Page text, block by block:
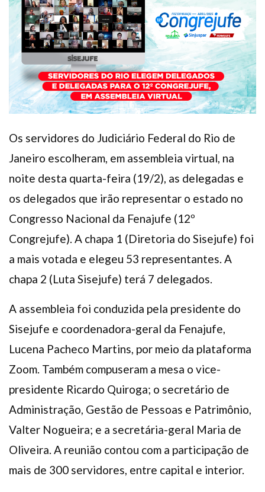
Os servidores do Judiciário Federal do Rio de
Janeiro escolheram, em assembleia virtual, na
noite desta quarta-feira (19/2), as delegadas e
os delegados que irão representar o estado no
Congresso Nacional da Fenajufe (12º
Congrejufe). A chapa 1 (Diretoria do Sisejufe) foi
a mais votada e elegeu 53 representantes. A
chapa 2 (Luta Sisejufe) terá 7 delegados.
A assembleia foi conduzida pela presidente do
Sisejufe e coordenadora-geral da Fenajufe,
Lucena Pacheco Martins, por meio da plataforma
Zoom. Também compuseram a mesa o vice-
presidente Ricardo Quiroga; o secretário de
Administração, Gestão de Pessoas e Patrimônio,
Valter Nogueira; e a secretária-geral Maria de
Oliveira. A reunião contou com a participação de
mais de 300 servidores, entre capital e interior.